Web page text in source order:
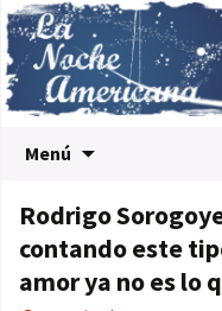
Menú
Rodrigo
contando este
amor ya no es lo